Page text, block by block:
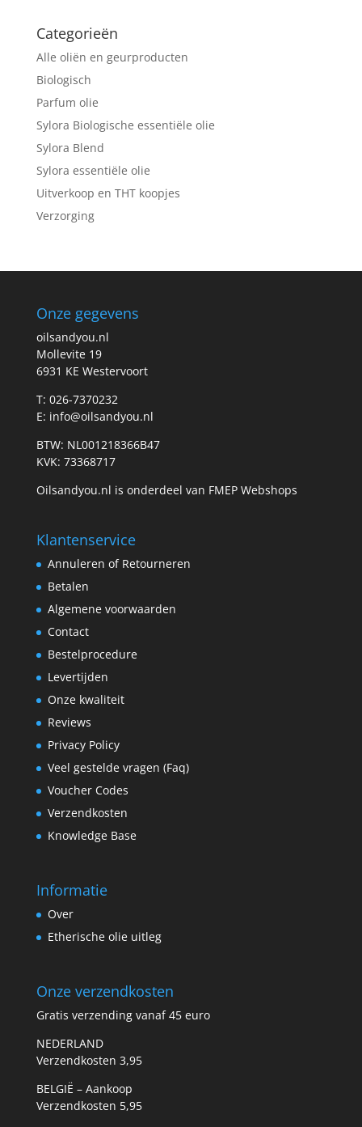
Categorieën
Alle oliën en geurproducten
Biologisch
Parfum olie
Sylora Biologische essentiële olie
Sylora Blend
Sylora essentiële olie
Uitverkoop en THT koopjes
Verzorging
Onze gegevens
oilsandyou.nl
Mollevite 19
6931 KE Westervoort
T: 026-7370232
E: info@oilsandyou.nl
BTW: NL001218366B47
KVK: 73368717
Oilsandyou.nl is onderdeel van FMEP Webshops
Klantenservice
Annuleren of Retourneren
Betalen
Algemene voorwaarden
Contact
Bestelprocedure
Levertijden
Onze kwaliteit
Reviews
Privacy Policy
Veel gestelde vragen (Faq)
Voucher Codes
Verzendkosten
Knowledge Base
Informatie
Over
Etherische olie uitleg
Onze verzendkosten
Gratis verzending vanaf 45 euro
NEDERLAND
Verzendkosten 3,95
BELGIË – Aankoop
Verzendkosten 5,95